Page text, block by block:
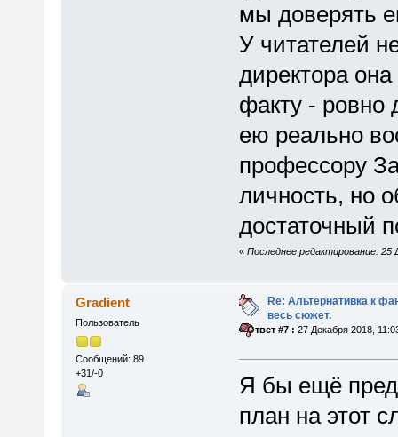
мы доверять
У читателей
директора
факту - ровно
ею реально
профессору
личность, но
достаточный
« Последнее редактирование: 25
Gradient
Пользователь
Сообщений: 89
+31/-0
Re: Альтернативка к
весь сюжет.
«Ответ #7 : 27 Декабря 2018,
Я бы ещё
план на этот